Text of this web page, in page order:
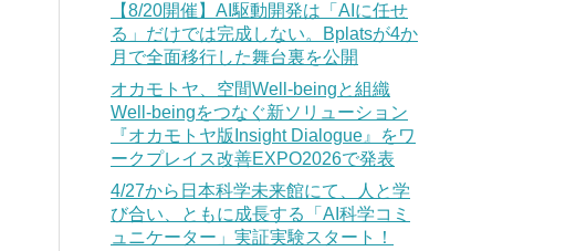
【8/20開催】AI駆動開発は「AIに任せ
る」だけでは完成しない。Bplatsが4か
月で全面移行した舞台裏を公開
オカモトヤ、空間Well-beingと組織
Well-beingをつなぐ新ソリューション
『オカモトヤ版Insight Dialogue』をワ
ークプレイス改善EXPO2026で発表
4/27から日本科学未来館にて、人と学
び合い、ともに成長する「AI科学コミ
ュニケーター」実証実験スタート！